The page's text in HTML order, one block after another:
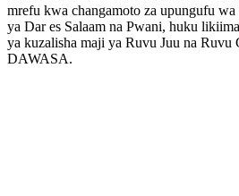
mrefu kwa changamoto za upungufu
ya Dar es Salaam na Pwani, huku
ya kuzalisha maji ya Ruvu Juu na Ruvu
DAWASA.